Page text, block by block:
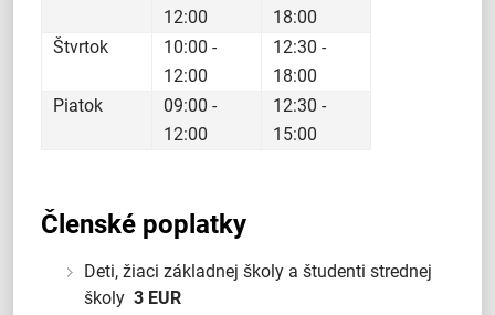
12:00
18:00
Štvrtok
10:00 -
12:00
12:30 -
18:00
Piatok
09:00 -
12:00
12:30 -
15:00
Členské poplatky
Deti, žiaci základnej školy a študenti strednej
školy 3 EUR